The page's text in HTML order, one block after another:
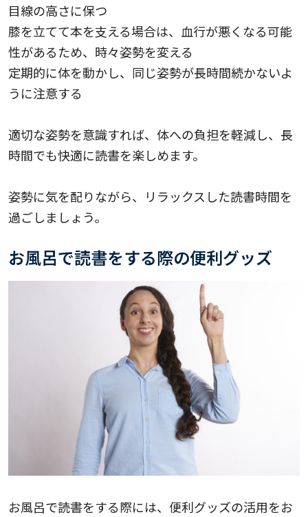
目線の高さに保つ
膝を立てて本を支える場合は、血行が悪くなる可能
性があるため、時々姿勢を変える
定期的に体を動かし、同じ姿勢が長時間続かないよ
うに注意する
適切な姿勢を意識すれば、体への負担を軽減し、長
時間でも快適に読書を楽しめます。
姿勢に気を配りながら、リラックスした読書時間を
過ごしましょう。
お風呂で読書をする際の便利グッズ
お風呂で読書をする際には、便利グッズの活用をお